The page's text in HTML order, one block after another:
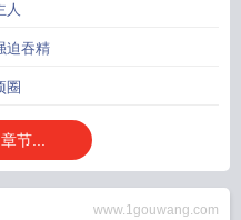
人
迫吞精
圈
节...
www.1gouwang.com